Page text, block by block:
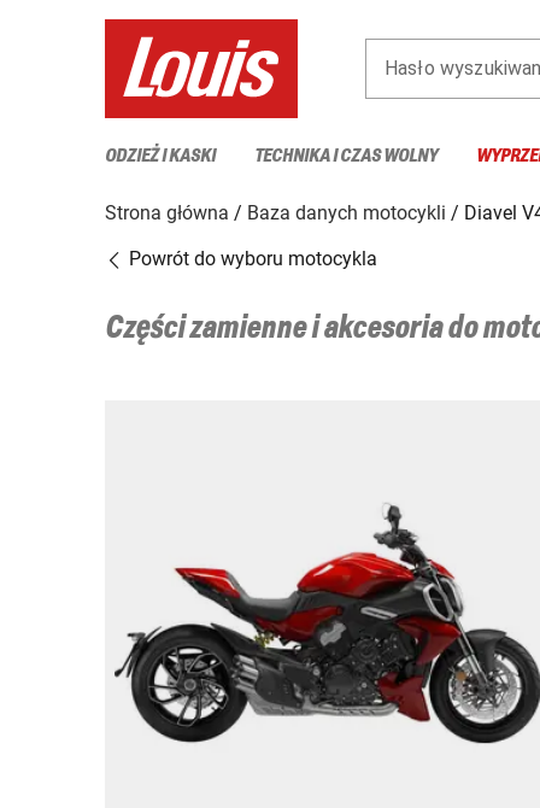
Hasło
ODZIEŻ I KASKI TECHNIKA I CZAS WOLNY
Strona główna Baza danych motocykli
Diavel
Powrót do wyboru motocykla
Części zamienne i akcesoria do